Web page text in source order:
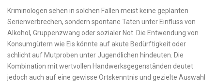
Kriminologen sehen in solchen Fällen meist keine geplanten
Serienverbrechen, sondern spontane Taten unter Einfluss von
Alkohol, Gruppenzwang oder sozialer Not. Die Entwendung von
Konsumgütern wie Eis könnte auf akute Bedürftigkeit oder
schlicht auf Mutproben unter Jugendlichen hindeuten. Die
Kombination mit wertvollen Handwerksgegenständen deutet
jedoch auch auf eine gewisse Ortskenntnis und gezielte Auswahl